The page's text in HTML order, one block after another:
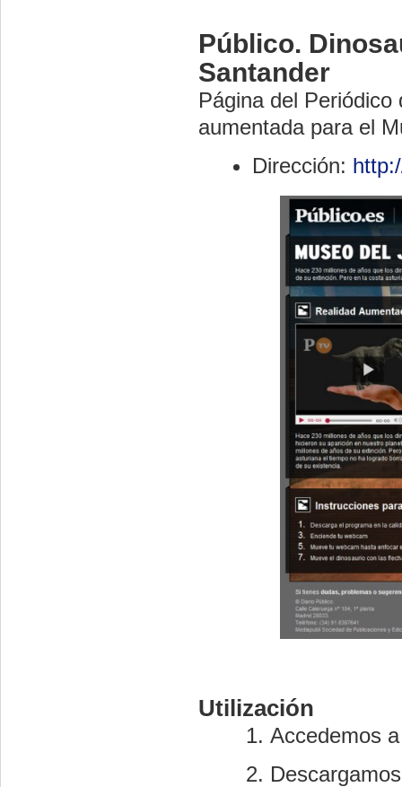
Público.
Santander
Página del
aumentada para el
Dirección:
Utilización
Accedemos